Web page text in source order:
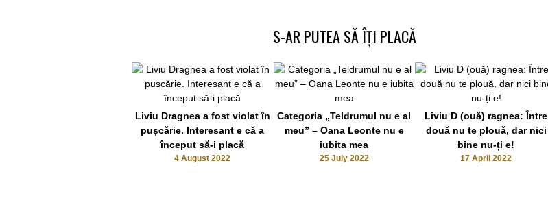
S-AR PUTEA SĂ ÎȚI PLACĂ
Liviu Dragnea a fost violat în
pușcărie. Interesant e că a
început să-i placă
4 August 2022
Categoria „Teldrumul nu e al
meu” – Oana Leonte nu e
iubita mea
25 July 2022
Liviu D (ouă) ragnea: Între
două nu te plouă, dar nici
bine nu-ți e!
17 April 2022